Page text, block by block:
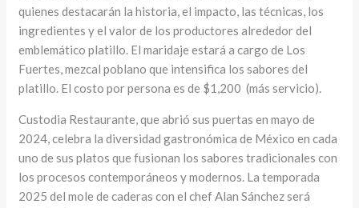
quienes destacarán la historia, el impacto, las técnicas, los
ingredientes y el valor de los productores alrededor del
emblemático platillo. El maridaje estará a cargo de Los
Fuertes, mezcal poblano que intensifica los sabores del
platillo. El costo por persona es de $1,200 (más servicio).
Custodia Restaurante, que abrió sus puertas en mayo de
2024, celebra la diversidad gastronómica de México en cada
uno de sus platos que fusionan los sabores tradicionales con
los procesos contemporáneos y modernos. La temporada
2025 del mole de caderas con el chef Alan Sánchez será